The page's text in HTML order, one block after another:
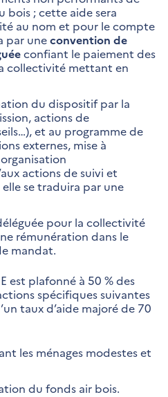
bois ; cette aide sera
au nom et pour le compte
par uneconvention de
confiant le paiement des
collectivité mettant en
du dispositif par la
actions de
et au programme de
externes, mise à
actions de suivi et
se traduira par une
pour la collectivité
rémunération dans le
mandat.
est plafonné à 50 % des
spécifiques suivantes
taux d’aide majoré de 70
les ménages modestes et
du fonds air bois.